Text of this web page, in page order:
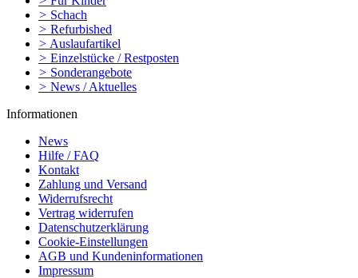
> Schach
> Refurbished
> Auslaufartikel
> Einzelstücke / Restposten
> Sonderangebote
> News / Aktuelles
Informationen
News
Hilfe / FAQ
Kontakt
Zahlung und Versand
Widerrufsrecht
Vertrag widerrufen
Datenschutzerklärung
Cookie-Einstellungen
AGB und Kundeninformationen
Impressum